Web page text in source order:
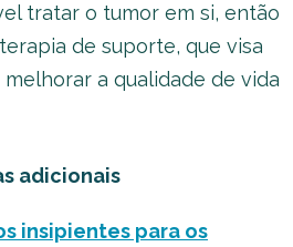
tratar o tumor em si, então
de suporte, que visa
a qualidade de vida
adicionais
insipientes para os